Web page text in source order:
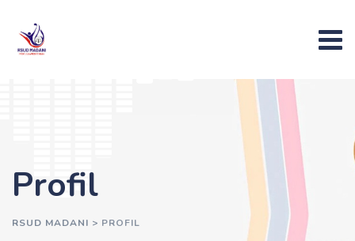
content
Profil
RSUD MADANI > PROFIL